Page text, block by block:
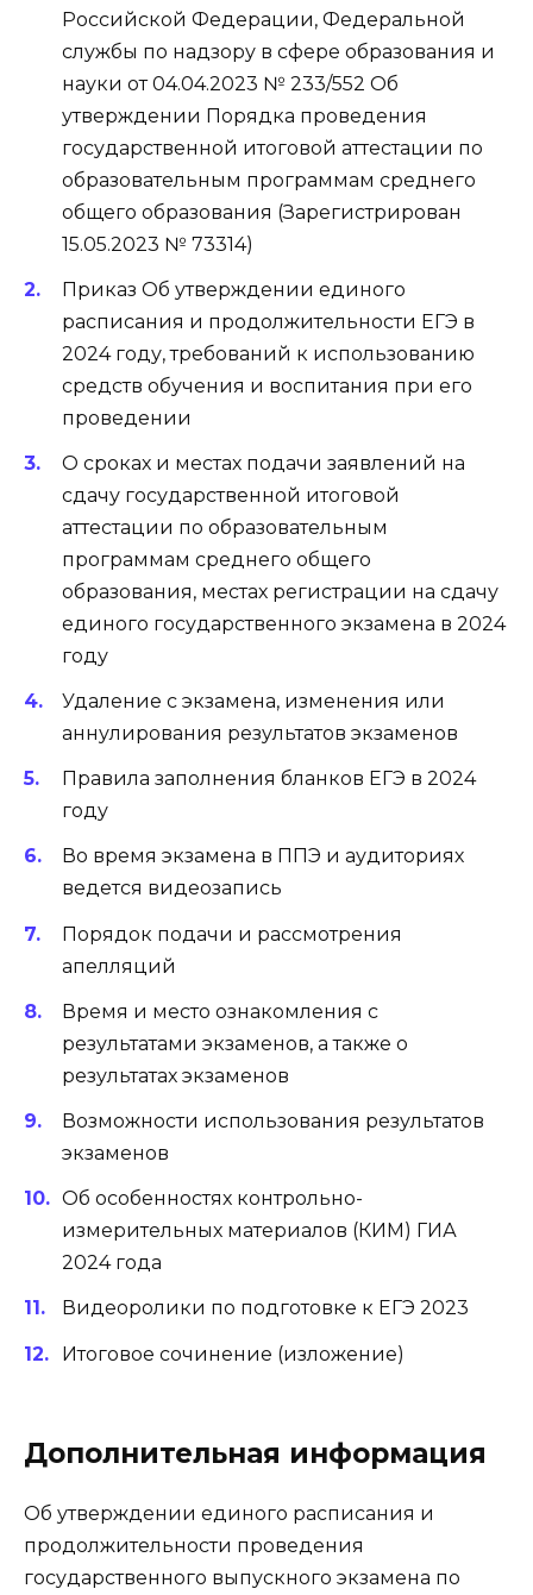
Российской Федерации, Федеральной
службы по надзору в сфере образования и
науки от 04.04.2023 № 233/552 Об
утверждении Порядка проведения
государственной итоговой аттестации по
образовательным программам среднего
общего образования (Зарегистрирован
15.05.2023 № 73314)
Приказ Об утверждении единого
расписания и продолжительности ЕГЭ в
2024 году, требований к использованию
средств обучения и воспитания при его
проведении
О сроках и местах подачи заявлений на
сдачу государственной итоговой
аттестации по образовательным
программам среднего общего
образования, местах регистрации на сдачу
единого государственного экзамена в 2024
году
Удаление с экзамена, изменения или
аннулирования результатов экзаменов
Правила заполнения бланков ЕГЭ в 2024
году
Во время экзамена в ППЭ и аудиториях
ведется видеозапись
Порядок подачи и рассмотрения
апелляций
Время и место ознакомления с
результатами экзаменов, а также о
результатах экзаменов
Возможности использования результатов
экзаменов
Об особенностях контрольно-
измерительных материалов (КИМ) ГИА
2024 года
Видеоролики по подготовке к ЕГЭ 2023
Итоговое сочинение (изложение)
Дополнительная информация
Об утверждении единого расписания и
продолжительности проведения
государственного выпускного экзамена по